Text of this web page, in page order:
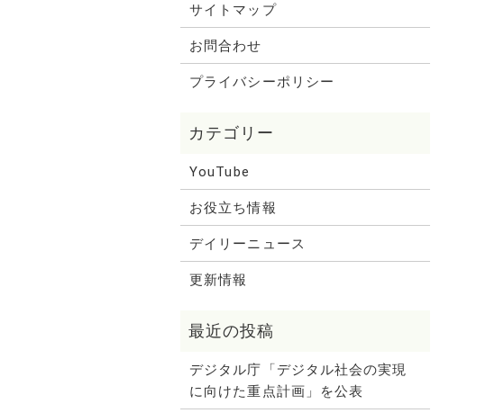
サイトマップ
お問合わせ
プライバシーポリシー
YouTube
お役立ち情報
デイリーニュース
更新情報
デジタル庁「デジタル社会の実現
に向けた重点計画」を公表